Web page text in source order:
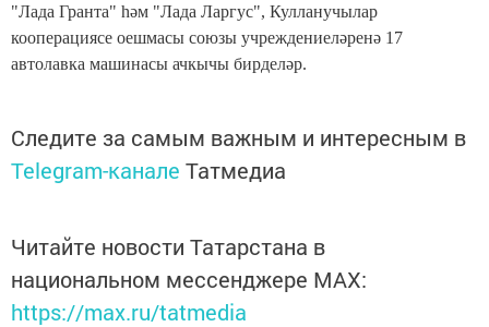
"Лада Гранта" һәм "Лада Ларгус", Кулланучылар
кооперациясе оешмасы союзы учреждениеләренә 17
автолавка машинасы ачкычы бирделәр.
Следите за самым важным и интересным в
Telegram-канале Татмедиа
Читайте новости Татарстана в
национальном мессенджере MАХ:
https://max.ru/tatmedia